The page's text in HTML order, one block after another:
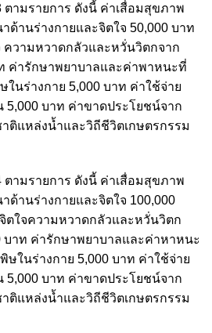
ตามรายการ ดังนี้ ค่าเสื่อมสุขภาพ
ด้านร่างกายและจิตใจ 50,000 บาท
ความหวาดกลัวและหวั่นวิตกจาก
ค่ารักษาพยาบาลและค่าพาหนะที่
นร่างกาย 5,000 บาท ค่าใช้จ่าย
5,000 บาท ค่าขาดประโยชน์จาก
ติแหล่งน้ำและวิถีชีวิตเกษตรกรรม
ตามรายการ ดังนี้ ค่าเสื่อมสุขภาพ
ด้านร่างกายและจิตใจ 100,000
ตใจความหวาดกลัวและหวั่นวิตก
บาท ค่ารักษาพยาบาลและค่าหาหนะ
ษในร่างกาย 5,000 บาท ค่าใช้จ่าย
5,000 บาท ค่าขาดประโยชน์จาก
ติแหล่งน้ำและวิถีชีวิตเกษตรกรรม